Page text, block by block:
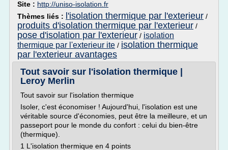
Site : http://uniso-isolation.fr
Thèmes liés :
l'isolation thermique par l'exterieur /
produits d'isolation thermique par l'exterieur /
pose d'isolation par l'exterieur / isolation
thermique par l'exterieur ite / isolation thermique
par l'exterieur avantages
Tout savoir sur l'isolation thermique |
Leroy Merlin
Tout savoir sur l'isolation thermique
Isoler, c'est économiser ! Aujourd'hui, l'isolation est une
véritable source d'économies, peut être la meilleure, et un
passeport pour le monde du confort : celui du bien-être
(thermique).
1 L'isolation thermique en 4 points